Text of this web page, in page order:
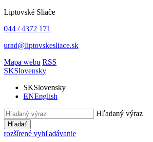
Liptovské Sliače
044 / 4372 171
urad@liptovskesliace.sk
Mapa webu RSS
SKSlovensky
SKSlovensky
ENEnglish
Hľadaný výraz
Hľadať
rozšírené vyhľadávanie